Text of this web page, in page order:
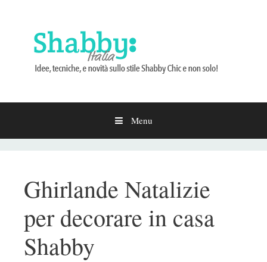
Menu
Ghirlande Natalizie
per decorare in casa
Shabby